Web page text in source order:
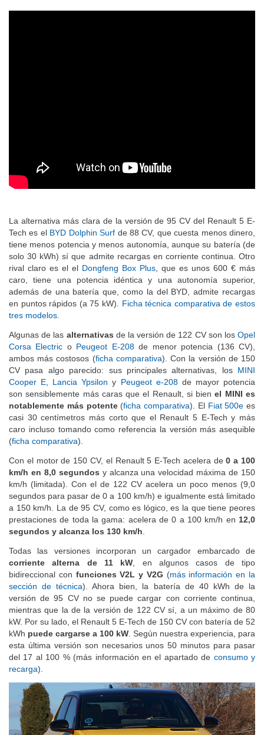
La alternativa más clara de la versión de 95 CV del Renault 5 E-
Tech es el BYD Dolphin Surf de 88 CV, que cuesta menos dinero,
tiene menos potencia y menos autonomía, aunque su batería (de
solo 30 kWh) sí que admite recargas en corriente continua. Otro
rival claro es el el Dongfeng Box Plus , que es unos 600 € más
caro, tiene una potencia idéntica y una autonomía superior,
además de una batería que, como la del BYD, admite recargas
en puntos rápidos (a 75 kW). Ficha técnica comparativa de estos
tres modelos
Algunas de las alternativas de la versión de 122 CV son losOpel
Corsa Electric o Peugeot E-208de menor potencia (136 CV),
ambos más costosos (ficha comparativa). Con la versión de 150
CV pasa algo parecido: sus principales alternativas, los MINI
Cooper E
Lancia Ypsilon y Peugeot e-208de mayor potencia
son sensiblemente más caras que el Renault, si bienel MINI es
notablemente más potente(ficha comparativa). El Fiat 500e es
casi 30 centímetros más corto que el Renault 5 E-Tech y más
caro incluso tomando como referencia la versión más asequible
(ficha comparativa).
Con el motor de 150 CV, el Renault 5 E-Tech acelera de0 a 100
km/h en 8,0 segundos y alcanza una velocidad máxima de 150
km/h (limitada). Con el de 122 CV acelera un poco menos (9,0
segundos para pasar de 0 a 100 km/h) e igualmente está limitado
a 150 km/h. La de 95 CV, como es lógico, es la que tiene peores
prestaciones de toda la gama: acelera de 0 a 100 km/h en 12,0
segundos y alcanza los 130 km/h
Todas las versiones incorporan un cargador embarcado de
corriente alterna de 11 kW , en algunos casos de tipo
bidireccional con funciones V2L y V2G (más información en la
sección de técnica). Ahora bien, la batería de 40 kWh de la
versión de 95 CV no se puede cargar con corriente continua,
mientras que la de la versión de 122 CV sí, a un máximo de 80
kW. Por su lado, el Renault 5 E-Tech de 150 CV con batería de 52
kWh puede cargarse a 100 kW . Según nuestra experiencia, para
esta última versión son necesarios unos 50 minutos para pasar
del 17 al 100 % (más información en el apartado de consumo y
recarga).